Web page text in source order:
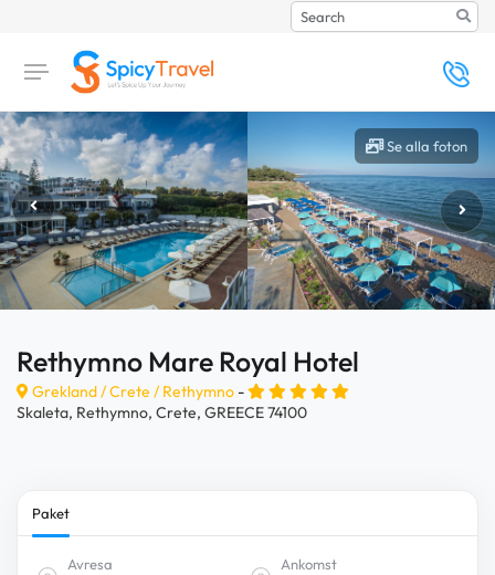
Search
Se alla foton
Rethymno Mare Royal Hotel
Grekland /Crete / Rethymno -
Skaleta, Rethymno, Crete, GREECE 74100
Paket
Avresa Ankomst